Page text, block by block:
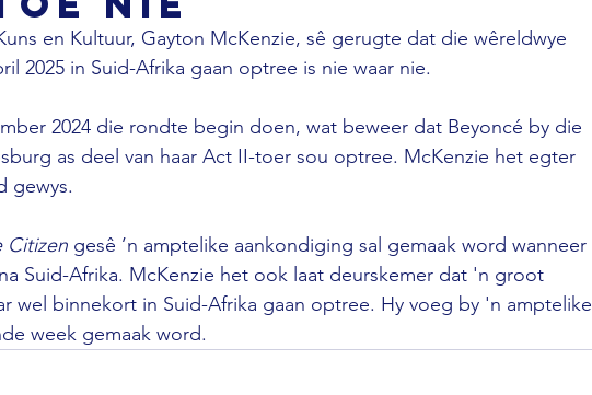
en Kultuur, Gayton McKenzie, sê gerugte dat die wêreldwye
2025 in Suid-Afrika gaan optree is nie waar nie.
2024 die rondte begin doen, wat beweer dat Beyoncé by die
as deel van haar Act II-toer sou optree. McKenzie het egter
gewys.
Citizen gesê ’n amptelike aankondiging sal gemaak word wanneer
Suid-Afrika. McKenzie het ook laat deurskemer dat 'n groot
wel binnekort in Suid-Afrika gaan optree. Hy voeg by 'n amptelike
week gemaak word.